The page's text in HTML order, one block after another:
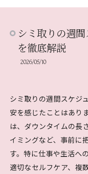
シミ取りの週
を徹底解説
2026/05/10
シミ取りの週間スケジ
安を感じたことはあり
は、ダウンタイムの長
イミングなど、事前に
す。特に仕事や生活へ
適切なセルフケア、複